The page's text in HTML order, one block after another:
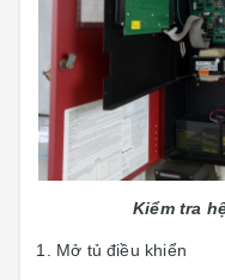
Kiểm tra
Mở tủ điều khiển